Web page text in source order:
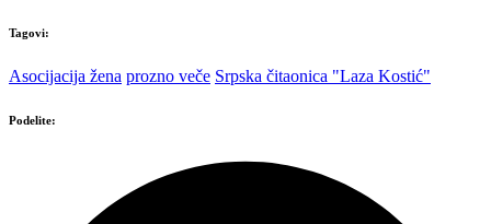
Tagovi:
Asocijacija žena prozno veče Srpska čitaonica "Laza Kostić"
Podelite: